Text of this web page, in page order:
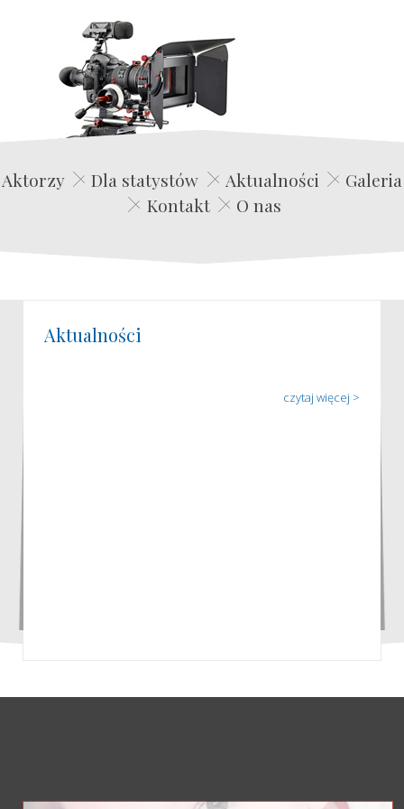
Edwin Film Agencja Aktorska
Aktorzy Dla statystów Aktualności
Galeria
Kontakt
O nas
Aktualności
czytaj więcej >